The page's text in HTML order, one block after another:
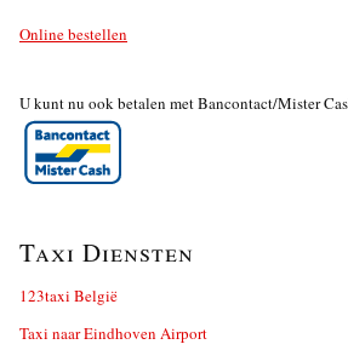
Online bestellen
U kunt nu ook betalen met Bancontact/Mister
Taxi Diensten
123taxi België
Taxi naar Eindhoven Airport